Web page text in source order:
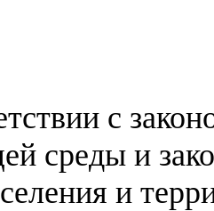
с
среды и
и